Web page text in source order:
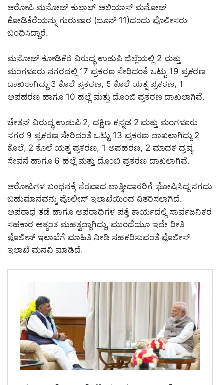
ಆರೋಪಿ ಮನೋಜ್ ಕುಲಾಲ್ ಅಲಿಯಾಸ್ ಮನೋಜ್
ಕೋಡಿಕೆರೆಯನ್ನು ಗುರುವಾರ (ಜೂನ್ 11)ದಂದು ಪೊಲೀಸರು
ಬಂಧಿಸಿದ್ದಾರೆ.
ಮನೋಜ್ ಕೋಡಿಕೆರೆ ವಿರುದ್ಧ ಉಡುಪಿ ಜಿಲ್ಲೆಯಲ್ಲಿ 2 ಮತ್ತು
ಮಂಗಳೂರು ನಗರದಲ್ಲಿ 17 ಪ್ರಕರಣ ಸೇರಿದಂತೆ ಒಟ್ಟು 19 ಪ್ರಕರಣ
ದಾಖಲಾಗಿದ್ದು 3 ಕೊಲೆ ಪ್ರಕರಣ, 5 ಕೊಲೆ ಯತ್ನ ಪ್ರಕರಣ, 1
ಅಪಹರಣ ಹಾಗೂ 10 ಹಲ್ಲೆ ಮತ್ತು ದೊಂಬಿ ಪ್ರಕರಣ ದಾಖಲಾಗಿವೆ.
ಚೇತನ್ ವಿರುದ್ಧ ಉಡುಪಿ 2, ದಕ್ಷಿಣ ಕನ್ನಡ 2 ಮತ್ತು ಮಂಗಳೂರು
ನಗರ 9 ಪ್ರಕರಣ ಸೇರಿದಂತೆ ಒಟ್ಟು 13 ಪ್ರಕರಣ ದಾಖಲಾಗಿದ್ದು 2
ಕೊಲೆ, 2 ಕೊಲೆ ಯತ್ನ ಪ್ರಕರಣ, 1 ಅಪಹರಣ, 2 ಮಾದಕ ದ್ರವ್ಯ
ಸೇವನೆ ಹಾಗೂ 6 ಹಲ್ಲೆ ಮತ್ತು ದೊಂಬಿ ಪ್ರಕರಣ ದಾಖಲಾಗಿವೆ.
ಆರೋಪಿಗಳ ಬಂಧನಕ್ಕೆ ನೆರವಾದ ಬಾತ್ಮೀದಾರರಿಗೆ ಘೋಷಿಸಿದ್ದ ನಗದು
ಬಹುಮಾನವನ್ನು ಪೊಲೀಸ್ ಇಲಾಖೆಯಿಂದ ವಿತರಿಸಲಾಗಿದೆ.
ಅಪರಾಧ ತಡೆ ಹಾಗೂ ಅಪರಾಧಿಗಳ ಪತ್ತೆ ಕಾರ್ಯದಲ್ಲಿ ಸಾರ್ವಜನಿಕರ
ಸಹಕಾರ ಅತ್ಯಂತ ಮಹತ್ವದ್ದಾಗಿದ್ದು, ಮುಂದೆಯೂ ಇದೇ ರೀತಿ
ಪೊಲೀಸ್ ಇಲಾಖೆಗೆ ಮಾಹಿತಿ ನೀಡಿ ಸಹಕರಿಸುವಂತೆ ಪೊಲೀಸ್
ಇಲಾಖೆ ಮನವಿ ಮಾಡಿದೆ.